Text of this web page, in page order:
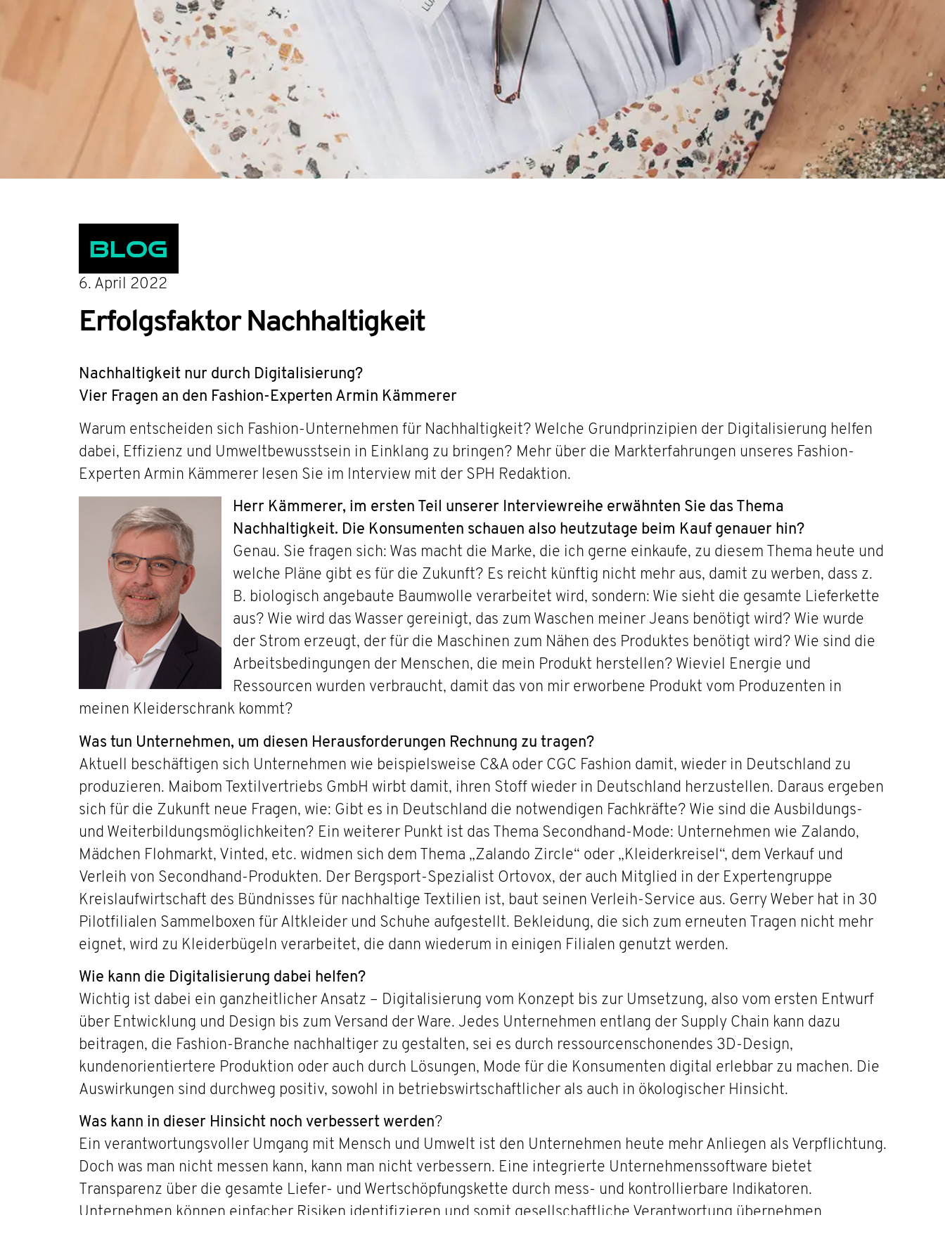
Blog
6. April 2022
Erfolgsfaktor Nachhaltigkeit
Nachhaltigkeit nur durch Digitalisierung?
Vier Fragen an den Fashion-Experten Armin Kämmerer
Warum entscheiden sich Fashion-Unternehmen für Nachhaltigkeit? Welche Grundprinzipien der Digitalisierung helfen
dabei, Effizienz und Umweltbewusstsein in Einklang zu bringen? Mehr über die Markterfahrungen unseres Fashion-
Experten Armin Kämmerer lesen Sie im Interview mit der SPH Redaktion.
Herr Kämmerer, im ersten Teil unserer Interviewreihe erwähnten Sie das Thema
Nachhaltigkeit. Die Konsumenten schauen also heutzutage beim Kauf genauer hin?
Genau. Sie fragen sich: Was macht die Marke, die ich gerne einkaufe, zu diesem Thema heute und
welche Pläne gibt es für die Zukunft? Es reicht künftig nicht mehr aus, damit zu werben, dass z.
B. biologisch angebaute Baumwolle verarbeitet wird, sondern: Wie sieht die gesamte Lieferkette
aus? Wie wird das Wasser gereinigt, das zum Waschen meiner Jeans benötigt wird? Wie wurde
der Strom erzeugt, der für die Maschinen zum Nähen des Produktes benötigt wird? Wie sind die
Arbeitsbedingungen der Menschen, die mein Produkt herstellen? Wieviel Energie und
Ressourcen wurden verbraucht, damit das von mir erworbene Produkt vom Produzenten in
meinen Kleiderschrank kommt?
Was tun Unternehmen, um diesen Herausforderungen Rechnung zu tragen?
Aktuell beschäftigen sich Unternehmen wie beispielsweise C&A oder CGC Fashion damit, wieder in Deutschland zu
produzieren. Maibom Textilvertriebs GmbH wirbt damit, ihren Stoff wieder in Deutschland herzustellen. Daraus ergeben
sich für die Zukunft neue Fragen, wie: Gibt es in Deutschland die notwendigen Fachkräfte? Wie sind die Ausbildungs-
und Weiterbildungsmöglichkeiten? Ein weiterer Punkt ist das Thema Secondhand-Mode: Unternehmen wie Zalando,
Mädchen Flohmarkt, Vinted, etc. widmen sich dem Thema „Zalando Zircle“ oder „Kleiderkreisel“, dem Verkauf und
Verleih von Secondhand-Produkten. Der Bergsport-Spezialist Ortovox, der auch Mitglied in der Expertengruppe
Kreislaufwirtschaft des Bündnisses für nachhaltige Textilien ist, baut seinen Verleih-Service aus. Gerry Weber hat in 30
Pilotfilialen Sammelboxen für Altkleider und Schuhe aufgestellt. Bekleidung, die sich zum erneuten Tragen nicht mehr
eignet, wird zu Kleiderbügeln verarbeitet, die dann wiederum in einigen Filialen genutzt werden.
Wie kann die Digitalisierung dabei helfen?
Wichtig ist dabei ein ganzheitlicher Ansatz – Digitalisierung vom Konzept bis zur Umsetzung, also vom ersten Entwurf
über Entwicklung und Design bis zum Versand der Ware. Jedes Unternehmen entlang der Supply Chain kann dazu
beitragen, die Fashion-Branche nachhaltiger zu gestalten, sei es durch ressourcenschonendes 3D-Design,
kundenorientiertere Produktion oder auch durch Lösungen, Mode für die Konsumenten digital erlebbar zu machen. Die
Auswirkungen sind durchweg positiv, sowohl in betriebswirtschaftlicher als auch in ökologischer Hinsicht.
Was kann in dieser Hinsicht noch verbessert werden?
Ein verantwortungsvoller Umgang mit Mensch und Umwelt ist den Unternehmen heute mehr Anliegen als Verpflichtung.
Doch was man nicht messen kann, kann man nicht verbessern. Eine integrierte Unternehmenssoftware bietet
Transparenz über die gesamte Liefer- und Wertschöpfungskette durch mess- und kontrollierbare Indikatoren.
Unternehmen können einfacher Risiken identifizieren und somit gesellschaftliche Verantwortung übernehmen.